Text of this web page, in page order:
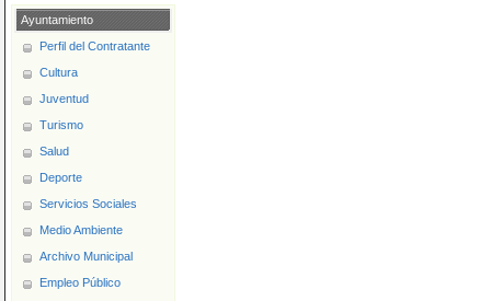
Ayuntamiento
Perfil del Contratante
Cultura
Juventud
Turismo
Salud
Deporte
Servicios Sociales
Medio Ambiente
Archivo Municipal
Empleo Público